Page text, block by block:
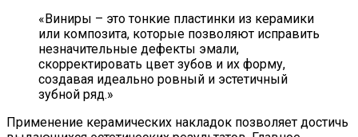
«Виниры – это тонкие пластинки из керамики
или композита, которые позволяют исправить
незначительные дефекты эмали,
скорректировать цвет зубов и их форму,
создавая идеально ровный и эстетичный
зубной ряд.»
Применение керамических накладок позволяет достичь